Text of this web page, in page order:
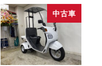
中古車